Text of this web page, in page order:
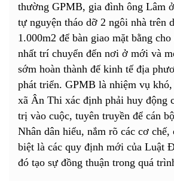
thường GPMB, gia đình ông Lâm
tự nguyện tháo dỡ 2 ngôi nhà trên
1.000m2 để bàn giao mặt bằng
nhất trí chuyển đến nơi ở mới và
sớm hoàn thành để kinh tế địa
phát triển. GPMB là nhiệm vụ
xã Ân Thi xác định phải huy động
trị vào cuộc, tuyên truyền để cán
Nhân dân hiểu, nắm rõ các cơ chế,
biệt là các quy định mới của Luật
đó tạo sự đồng thuận trong quá